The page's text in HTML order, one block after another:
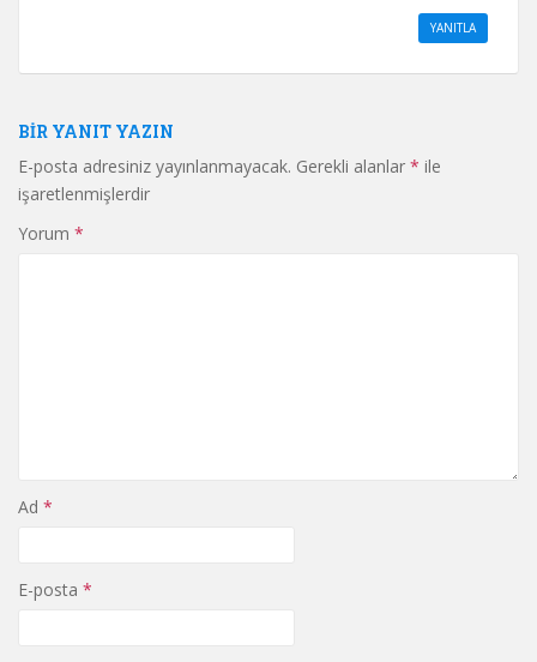
YANITLA
BIR YANIT YAZIN
E-posta adresiniz yayınlanmayacak. Gerekli alanlar * ile
işaretlenmişlerdir
Yorum *
Ad *
E-posta *